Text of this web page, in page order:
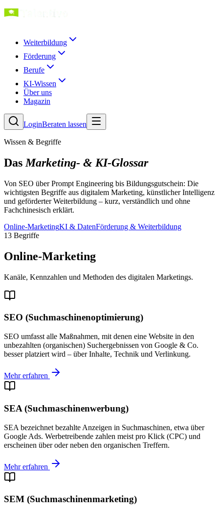
Weiterbildung
Förderung
Berufe
KI-Wissen
Über uns
Magazin
LoginBeraten lassen
Wissen & Begriffe
Das Marketing- & KI-Glossar
Von SEO über Prompt Engineering bis Bildungsgutschein: Die
wichtigsten Begriffe aus digitalem Marketing, künstlicher Intelligenz
und geförderter Weiterbildung – kurz, verständlich und ohne
Fachchinesisch erklärt.
Online-MarketingKI & DatenFörderung & Weiterbildung
13 Begriffe
Online-Marketing
Kanäle, Kennzahlen und Methoden des digitalen Marketings.
SEO (Suchmaschinenoptimierung)
SEO umfasst alle Maßnahmen, mit denen eine Website in den
unbezahlten (organischen) Suchergebnissen von Google & Co.
besser platziert wird – über Inhalte, Technik und Verlinkung.
Mehr erfahren
SEA (Suchmaschinenwerbung)
SEA bezeichnet bezahlte Anzeigen in Suchmaschinen, etwa über
Google Ads. Werbetreibende zahlen meist pro Klick (CPC) und
erscheinen über oder neben den organischen Treffern.
Mehr erfahren
SEM (Suchmaschinenmarketing)